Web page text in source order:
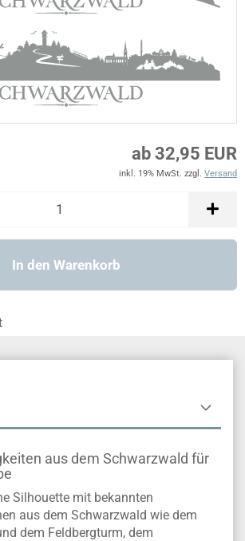
ab 32,95 EUR
inkl. 19% MwSt. zzgl. Versand
In den Warenkorb
aus dem Schwarzwald für
Silhouette mit bekannten
aus dem Schwarzwald wie dem
dem Feldbergturm, dem